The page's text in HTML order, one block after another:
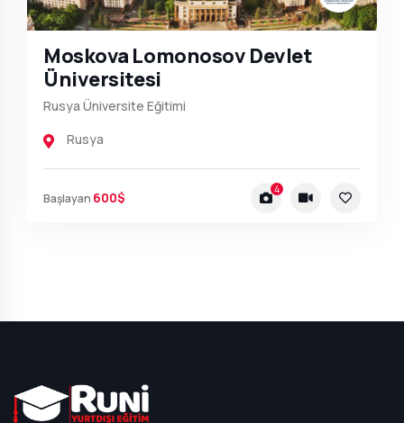
Moskova Lomonosov Devlet
Üniversitesi
Rusya Üniversite Eğitimi
Rusya
Başlayan 600$ 4